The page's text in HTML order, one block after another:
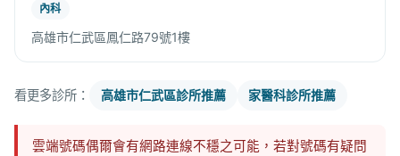
內科
高雄市仁武區鳳仁路79號1樓
看更多診所： 高雄市仁武區診所推薦 家醫科診所推薦
雲端號碼偶爾會有網路連線不穩之可能，若對號碼有疑問